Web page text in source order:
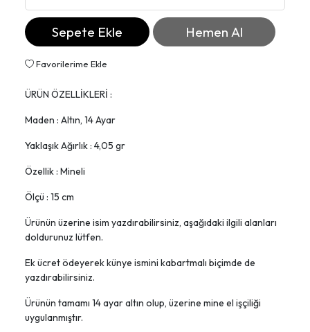
Sepete Ekle Hemen Al
Favorilerime Ekle
ÜRÜN ÖZELLİKLERİ :
Maden : Altın, 14 Ayar
Yaklaşık Ağırlık : 4,05 gr
Özellik : Mineli
Ölçü : 15 cm
Ürünün üzerine isim yazdırabilirsiniz, aşağıdaki ilgili alanları
doldurunuz lütfen.
Ek ücret ödeyerek künye ismini kabartmalı biçimde de
yazdırabilirsiniz.
Ürünün tamamı 14 ayar altın olup, üzerine mine el işçiliği
uygulanmıştır.